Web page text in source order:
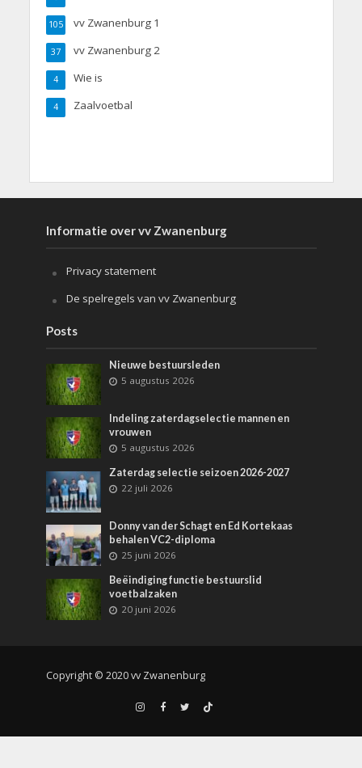
vv Zwanenburg 1
105
vv Zwanenburg 2
37
Wie is
4
Zaalvoetbal
4
Informatie over vv Zwanenburg
Privacy statement
De spelregels van vv Zwanenburg
Posts
Nieuwe bestuursleden
5 augustus 2026
Indeling zaterdagselectie mannen en
vrouwen
5 augustus 2026
Zaterdag selectie seizoen 2026-2027
22 juli 2026
Donny van der Schagt en Ed Kortekaas
behalen VC2-diploma
25 juni 2026
Beëindiging functie bestuurslid
voetbalzaken
20 juni 2026
Copyright © 2020 vv Zwanenburg